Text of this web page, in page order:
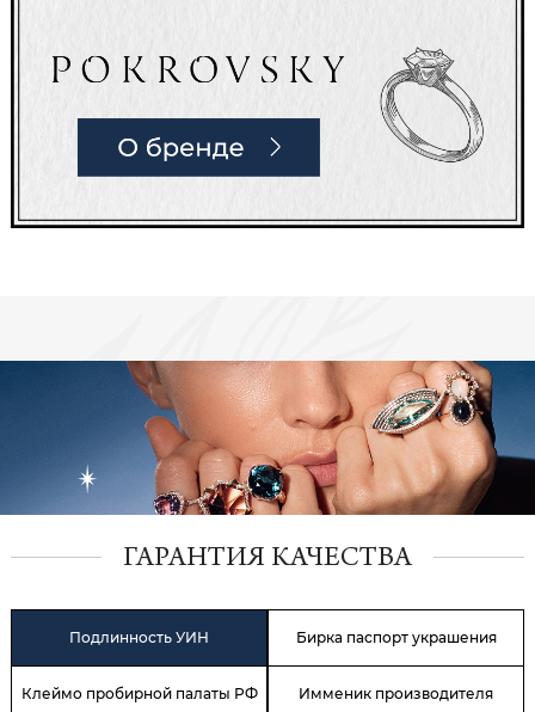
ГАРАНТИЯ КАЧЕСТВА
Подлинность УИН Бирка паспорт украшения
Клеймо пробирной палаты РФ Имменик производителя